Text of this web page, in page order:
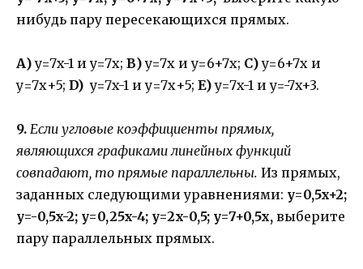
нибудь пару пересекающихся прямых.
А)y=7x-1 и y=7x; В)y=7x и y=6+7x; С)y=6+7x и
у=7х+5; D) y=7x-1 и у=7х+5; E)y=7x-1 и y=-7x+3.
9. Если угловые коэффициенты прямых,
являющихся графиками линейных функций
совпадают, то прямые параллельны. Из прямых,
заданных следующими уравнениями: y=0,5x+2;
y=-0,5x-2; y=0,25x-4; y=2x-0,5; y=7+0,5x, выберите
пару параллельных прямых.